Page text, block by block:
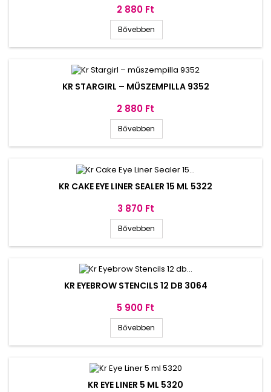
Ár
2 880 Ft
Bővebben
KR STARGIRL – MŰSZEMPILLA 9352
Ár
2 880 Ft
Bővebben
KR CAKE EYE LINER SEALER 15 ML 5322
Ár
3 870 Ft
Bővebben
KR EYEBROW STENCILS 12 DB 3064
Ár
5 900 Ft
Bővebben
KR EYE LINER 5 ML 5320